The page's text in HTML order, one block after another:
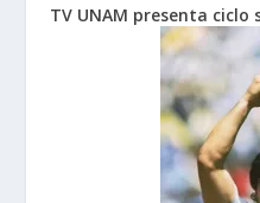
TV UNAM presenta